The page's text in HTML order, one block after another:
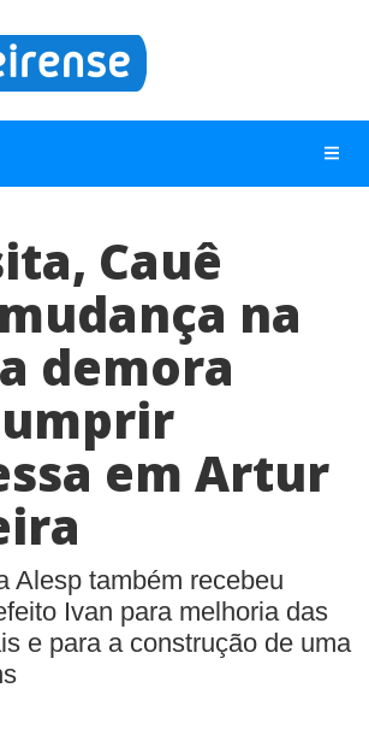
Cauê
na
demora
em Artur
Alesp também recebeu
Ivan para melhoria das
e para a construção de uma